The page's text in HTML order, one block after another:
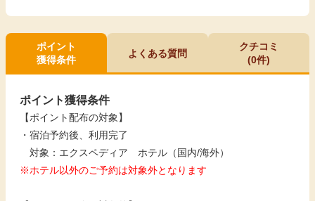
ポイント
獲得条件
よくある質問
クチコミ
(0件)
ポイント獲得条件
【ポイント配布の対象】
・宿泊予約後、利用完了
対象：エクスペディア ホテル（国内/海外）
※ホテル以外のご予約は対象外となります